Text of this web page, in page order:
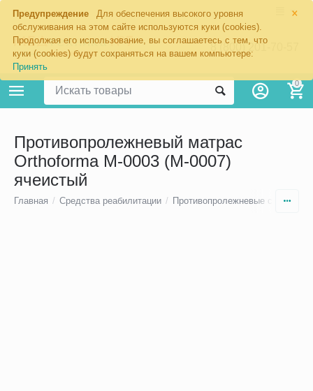
×
Предупреждение
Для обеспечения высокого уровня
обслуживания на этом сайте используются куки (cookies).
Продолжая его использование, вы соглашаетесь с тем, что
куки (cookies) будут сохраняться на вашем компьютере:
Принять
8 (800) 201-70-57
0
Противопролежневый матрас
Orthoforma М-0003 (M-0007)
ячеистый
Главная / Средства реабилитации / Противопролежневые средства